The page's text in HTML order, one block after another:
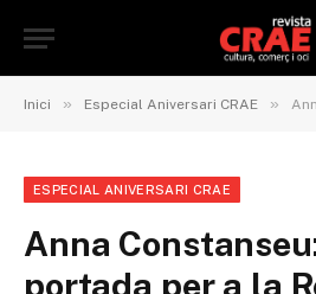
Inici » Especial Aniversari CRAE » Anna
ESPECIAL ANIVERSARI CRAE
Anna
portada per a la